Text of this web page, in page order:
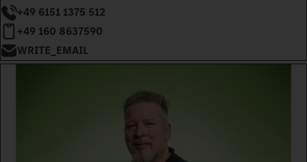
+49 6151 1375 512
+49 160 8637590
WRITE_EMAIL